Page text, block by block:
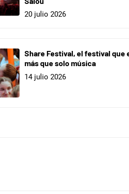
20 julio 2026
Share Festival, el festival que
más que solo música
14 julio 2026